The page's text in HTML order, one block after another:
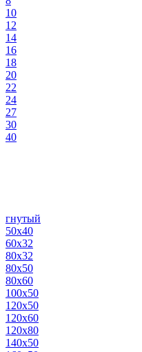
10
12
14
16
18
20
22
24
27
30
40
гнутый
50х40
60х32
80х32
80х50
80х60
100х50
120х50
120х60
120х80
140х50